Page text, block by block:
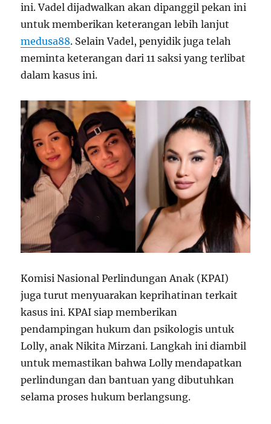
ini. Vadel dijadwalkan akan dipanggil pekan ini
untuk memberikan keterangan lebih lanjut
medusa88. Selain Vadel, penyidik juga telah
meminta keterangan dari 11 saksi yang terlibat
dalam kasus ini.
Komisi Nasional Perlindungan Anak (KPAI)
juga turut menyuarakan keprihatinan terkait
kasus ini. KPAI siap memberikan
pendampingan hukum dan psikologis untuk
Lolly, anak Nikita Mirzani. Langkah ini diambil
untuk memastikan bahwa Lolly mendapatkan
perlindungan dan bantuan yang dibutuhkan
selama proses hukum berlangsung.